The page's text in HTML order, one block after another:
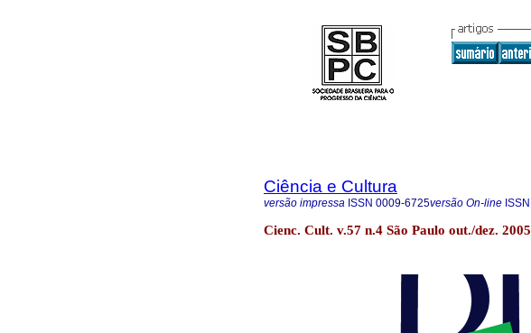
Ciência e Cultura
versão impressa ISSN 0009-6725versão On-line ISSN
Cienc. Cult. v.57 n.4 São Paulo out./dez. 2005